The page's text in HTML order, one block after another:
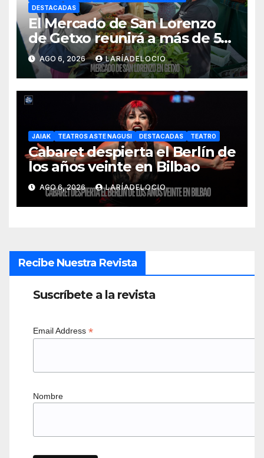
DESTACADAS
El Mercado de San Lorenzo
de Getxo reunirá a más de 50
productores del País Vasco
AGO 6, 2026 LARÍADELOCIO
JAIAK TEATROS ASTE NAGUSI DESTACADAS TEATRO
Cabaret despierta el Berlín de
los años veinte en Bilbao
AGO 6, 2026 LARÍADELOCIO
Recibe Nuestra Revista
Suscríbete a la revista
Email Address *
Nombre